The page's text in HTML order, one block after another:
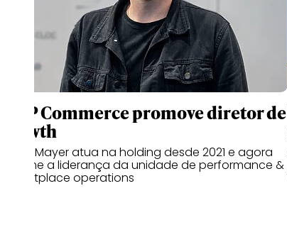
WPP Commerce promove diretor de
growth
Bruno Mayer atua na holding desde 2021 e agora
assume a liderança da unidade de performance &
marketplace operations